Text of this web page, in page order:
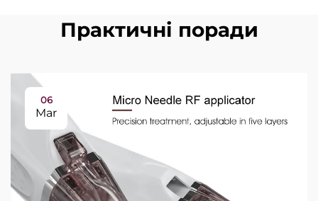
Практичні поради
06
Mar